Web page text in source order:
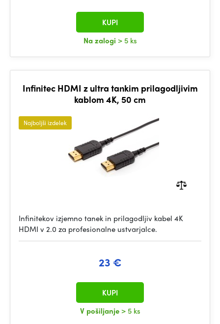
Na zalogi > 5 ks
KUPI
Infinitec HDMI z ultra tankim prilagodljivim
kablom 4K, 50 cm
Najboljši izdelek
Infinitekov izjemno tanek in prilagodljiv kabel 4K
HDMI v 2.0 za profesionalne ustvarjalce.
23 €
V pošiljanje > 5 ks
KUPI